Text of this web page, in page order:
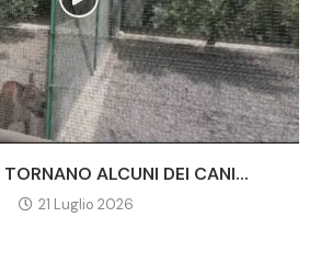
ALCUNI DEI CANI...
21 Luglio 2026